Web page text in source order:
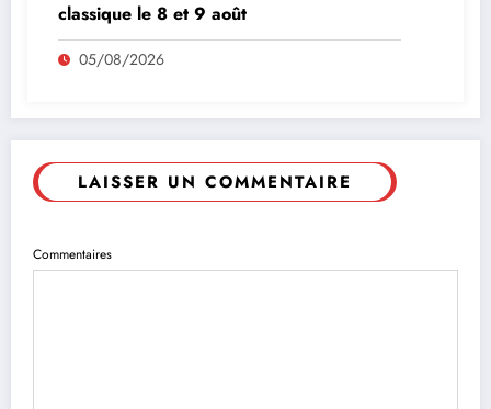
classique le 8 et 9 août
05/08/2026
LAISSER UN COMMENTAIRE
Commentaires